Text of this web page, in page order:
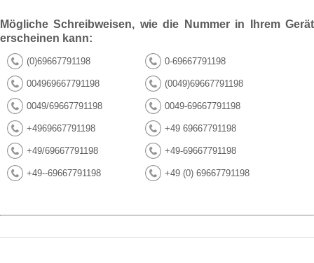
Mögliche Schreibweisen, wie die Nummer in Ihrem Gerät
erscheinen kann:
(0)69667791198 0-69667791198
004969667791198 (0049)69667791198
0049/69667791198 0049-69667791198
+4969667791198 +49 69667791198
+49/69667791198 +49-69667791198
+49--69667791198 +49 (0) 69667791198